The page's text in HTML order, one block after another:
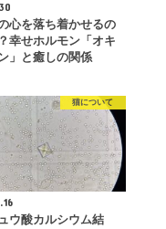
心を落ち着かせるの
幸せホルモン「オキ
」と癒しの関係
猫について
ウ酸カルシウム結